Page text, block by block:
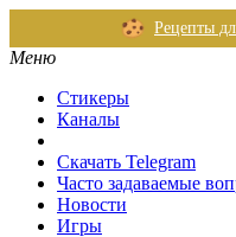
Рецепты
Меню
Стикеры
Каналы
Скачать Telegram
Часто задаваемые
Новости
Игры